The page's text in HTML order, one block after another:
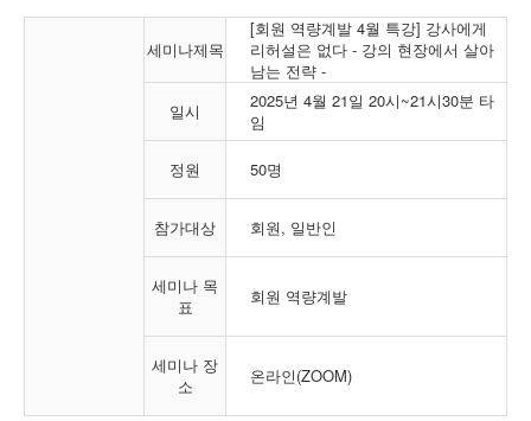
세미나제목
[회원 역량계발 4월 특강] 강사에게
리허설은 없다 - 강의 현장에서 살아
남는 전략 -
일시
2025년 4월 21일 20시~21시30분 타
임
정원 50명
참가대상 회원, 일반인
세미나 목
표
회원 역량계발
세미나 장
소
온라인(ZOOM)